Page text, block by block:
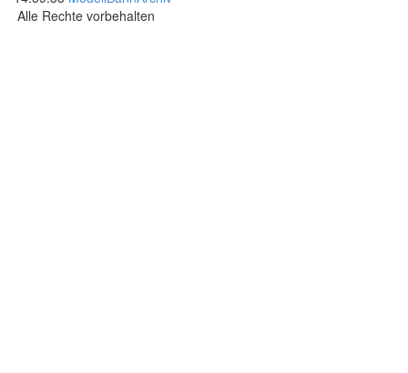
Alle Rechte vorbehalten